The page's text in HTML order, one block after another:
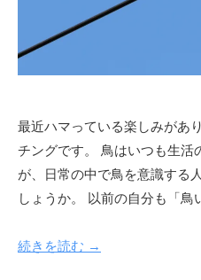
最近ハマっている楽しみがあ
チングです。 鳥はいつも生活
が、日常の中で鳥を意識する
しょうか。 以前の自分も「
続きを読む →